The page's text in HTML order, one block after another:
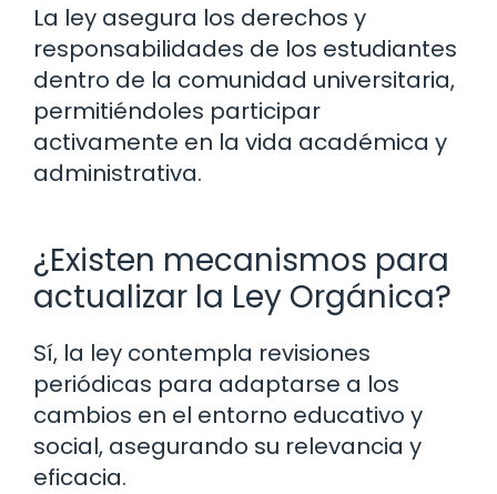
La ley asegura los derechos y
responsabilidades de los estudiantes
dentro de la comunidad universitaria,
permitiéndoles participar
activamente en la vida académica y
administrativa.
¿Existen mecanismos para
actualizar la Ley Orgánica?
Sí, la ley contempla revisiones
periódicas para adaptarse a los
cambios en el entorno educativo y
social, asegurando su relevancia y
eficacia.